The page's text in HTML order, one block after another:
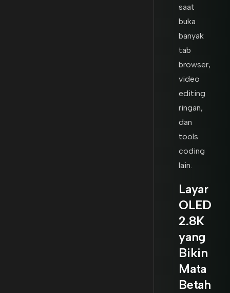
saat
buka
banyak
tab
browser,
video
editing
ringan,
dan
tools
coding
lain.
Layar
OLED
2.8K
yang
Bikin
Mata
Betah